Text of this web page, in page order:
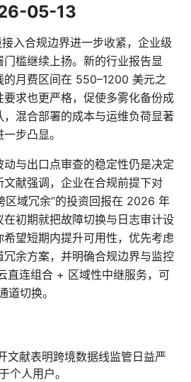
05-13
入合规边界进一步收紧，企业级
槛继续上扬。新的行业报告显
的月费区间在 550–1200 美元之
求也更严格，促使多雾化备份成
混合部署的成本与运维负荷显著
步凸显。
与出口点审查的稳定性仍是决定
献强调，企业在合规前提下对
区域冗余”的投资回报在 2026 年
初期就把故障切换与日志审计设
望短期内提升可用性，优先考虑
余方案，并明确合规边界与监控
直连组合 + 区域性中继服务，可
切换。
献表明跨境数据线监管日益严
个人用户。